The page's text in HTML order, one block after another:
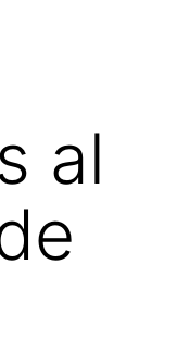
al